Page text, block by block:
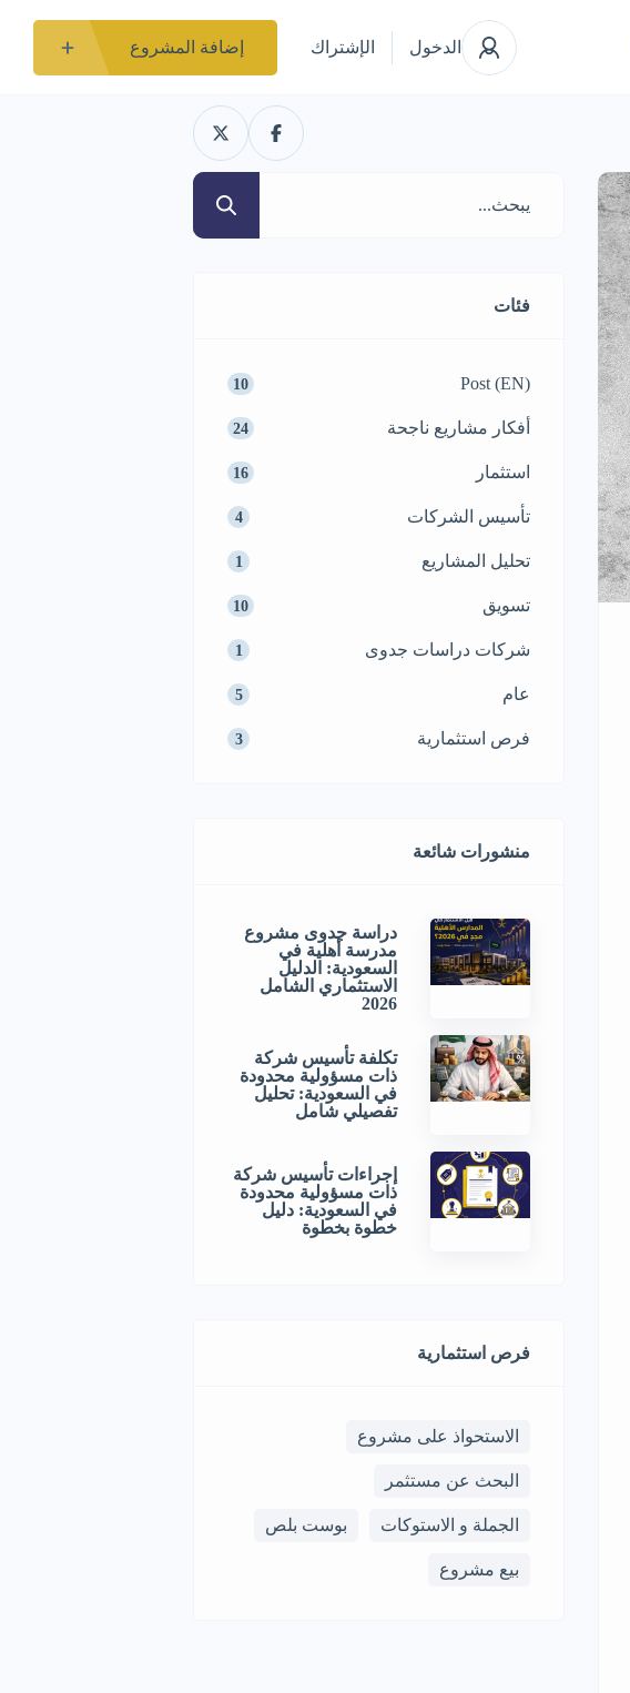
الدخول الإشتراك إضافة المشروع
فئات
Post (EN)
10
أفكار مشاريع ناجحة 24
استثمار 16
تأسيس الشركات 4
تحليل المشاريع 1
تسويق 10
شركات دراسات جدوى 1
عام 5
فرص استثمارية 3
منشورات شائعة
دراسة جدوى مشروع
مدرسة أهلية في
السعودية: الدليل
الاستثماري الشامل
2026
تكلفة تأسيس شركة
ذات مسؤولية محدودة
في السعودية: تحليل
تفصيلي شامل
إجراءات تأسيس شركة
ذات مسؤولية محدودة
في السعودية: دليل
خطوة بخطوة
فرص استثمارية
الاستحواذ على مشروع
البحث عن مستثمر
الجملة و الاستوكات بوست بلص
بيع مشروع